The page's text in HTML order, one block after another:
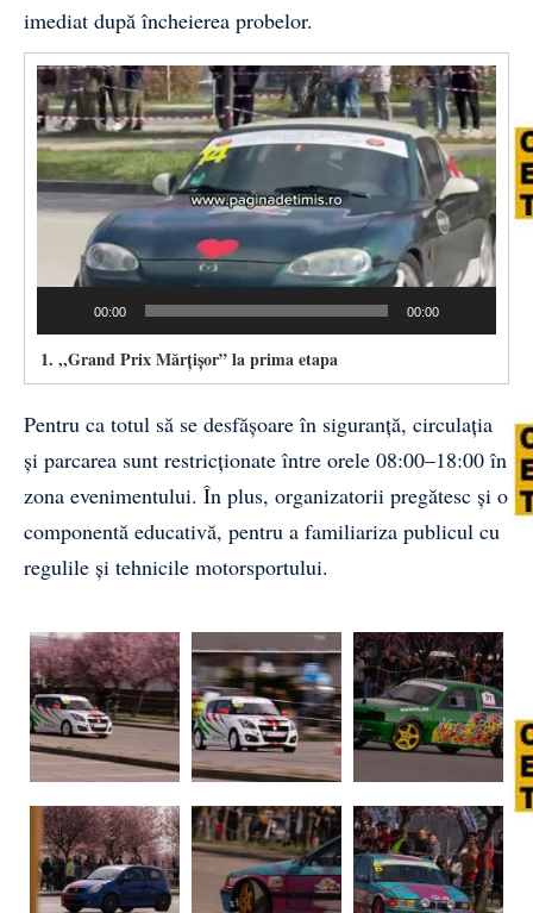
imediat după încheierea probelor.
Video
Player
00:00 00:00
1. ,,Grand Prix Mărțișor” la prima etapa
Pentru ca totul să se desfășoare în siguranță, circulația
și parcarea sunt restricționate între orele 08:00–18:00 în
zona evenimentului. În plus, organizatorii pregătesc și o
componentă educativă, pentru a familiariza publicul cu
regulile și tehnicile motorsportului.